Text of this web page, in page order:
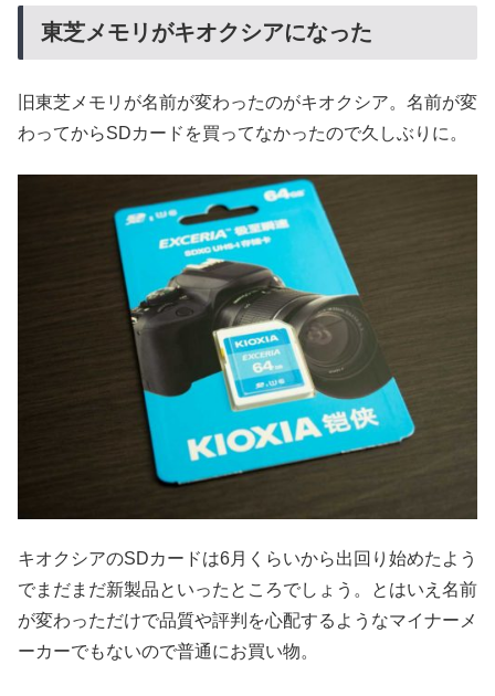
東芝メモリがキオクシアになった
旧東芝メモリが名前が変わったのがキオクシア。名前が変
わってからSDカードを買ってなかったので久しぶりに。
キオクシアのSDカードは6月くらいから出回り始めたよう
でまだまだ新製品といったところでしょう。とはいえ名前
が変わっただけで品質や評判を心配するようなマイナーメ
ーカーでもないので普通にお買い物。